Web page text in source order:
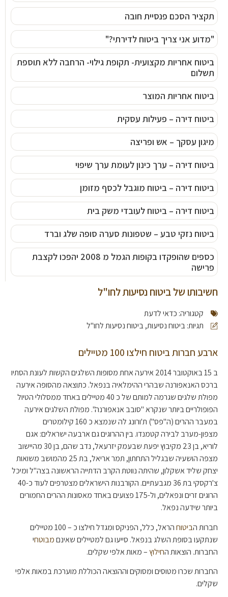
תקציר הסכם פנסיית חובה
"מדוע אני צריך ביטוח לדירתי?"
ביטוח אחריות מקצועית- תקופת גילוי- הרחבה ללא תוספת
תשלום
ביטוח אחריות המוצר
ביטוח דירה – פעילות עסקית
מיגון עסקך – אש ופריצה
ביטוח דירה – ערך כינון לעומת ערך שיפוי
ביטוח דירה – ביטוח מוגבל לכסף מזומן
ביטוח דירה – ביטוח לעובדי משק בית
ביטוח נזקי טבע – שטפונות סערה סופה שלג וברד
כספים שהופקדו בקופות הגמל מ 2008 יהפכו לקצבת
פרישה
חשיבותו של ביטוח נסיעות לחו"ל
קטגוריה: כדאי לדעת
תגיות:ביטוח נסיעות,ביטוח נסיעות לחו"ל
ארבע חברות ביטוח חילצו 100 מטיילים
ב 15 באוקטובר 2014 אירעה אחת מסופות השלגים הקשות לעונת הסתיו
ברכס האנאפורנה שבהרי ההימלאיה בנפאל. כתוצאה מהסופה אירעה
מפולת שלגים שגרמה למותם של כ 40 מטיילים באחד ממסלולי הטיול
הפופולריים ביותר שנקרא "סובב אנאפורנה". מפולת השלגים אירעה
במעבר ההרים (ה"פס") ת'ורונג לה שנמצא כ 160 קילומטרים
מצפון-מערב לבירה קטמנדו. בין ההרוגים גם ארבעה ישראלים: אגם
לוריא, בן 23 מקיבוץ יפעת שבעמק יזרעאל, נדב שהם, בן 30 מהיישוב
מצפה הושעיה שבגליל התחתון, תמר אריאל, בת 25 מהמושב משואות
יצחק שליד אשקלון, שהיתה נווטת הקרב הדתייה הראשונה בצה"ל ומיכל
צ'רקסקי בת 36 מגבעתיים. הקורבנות הישראלים מצטרפים לעוד כ-40
הרוגים זרים ונפאלים, ול-175 פצועים באחד מאסונות ההרים החמורים
ביותר שידעה נפאל.
חברות הביטוח
הראל, כלל, הפניקס ומגדל חילצו כ – 100 מטיילים
שנתקעו בסופת השלג בנפאל. סייעו גם למטיילים שאינםמבוטחי
החברות. הוצאות החילוץ– מאות אלפי שקלים.
החברות שכרו מטוסים ומסוקים וההוצאה הכוללת מוערכת במאות אלפי
שקלים.